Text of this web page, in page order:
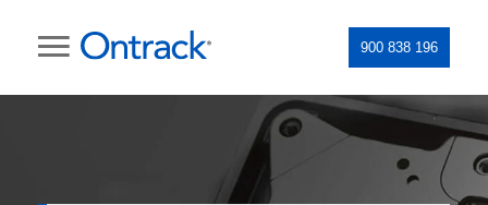
900 838 196